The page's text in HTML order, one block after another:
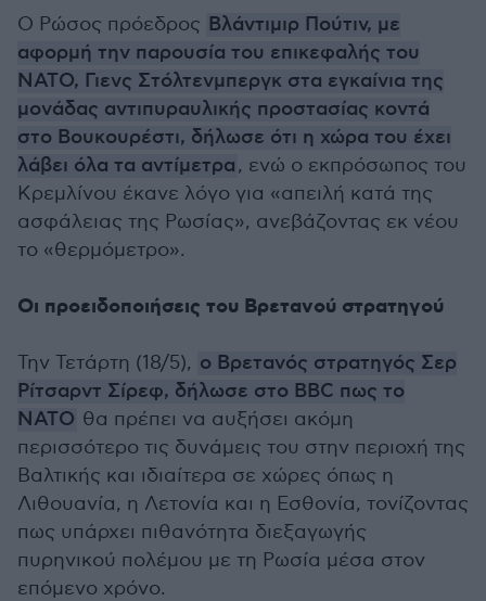
Ο Ρώσος πρόεδρος Βλάντιμιρ Πούτιν, με
αφορμή την παρουσία του επικεφαλής του
ΝΑΤΟ, Γιενς Στόλτενμπεργκ στα εγκαίνια της
μονάδας αντιπυραυλικής προστασίας κοντά
στο Βουκουρέστι, δήλωσε ότι η χώρα του έχει
λάβει όλα τα αντίμετρα, ενώ ο εκπρόσωπος του
Κρεμλίνου έκανε λόγο για «απειλή κατά της
ασφάλειας της Ρωσίας», ανεβάζοντας εκ νέου
το «θερμόμετρο».
Οι προειδοποιήσεις του Βρετανού στρατηγού
Την Τετάρτη (18/5), ο Βρετανός στρατηγός Σερ
Ρίτσαρντ Σίρεφ, δήλωσε στο BBC πως το
ΝΑΤΟ θα πρέπει να αυξήσει ακόμη
περισσότερο τις δυνάμεις του στην περιοχή της
Βαλτικής και ιδιαίτερα σε χώρες όπως η
Λιθουανία, η Λετονία και η Εσθονία, τονίζοντας
πως υπάρχει πιθανότητα διεξαγωγής
πυρηνικού πολέμου με τη Ρωσία μέσα στον
επόμενο χρόνο.